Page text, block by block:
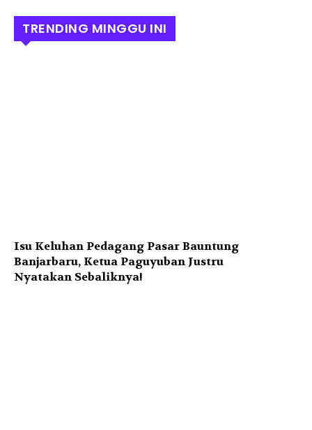
TRENDING MINGGU INI
Isu Keluhan Pedagang Pasar Bauntung
Banjarbaru, Ketua Paguyuban Justru
Nyatakan Sebaliknya!